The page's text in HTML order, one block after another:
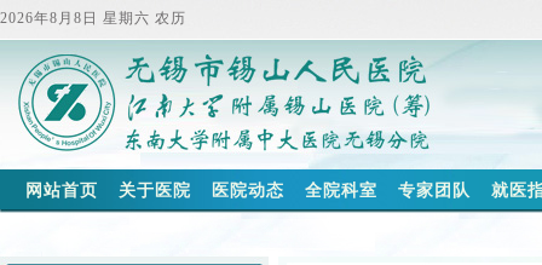
2026年8月8日 星期六 农历
网站首页 关于医院 医院动态 全院科室 专家团队 就医